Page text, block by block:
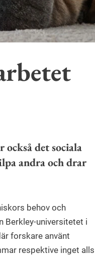
det sociala
andra och drar
behov och
Berkley-universitetet i
forskare använt
respektive inget alls